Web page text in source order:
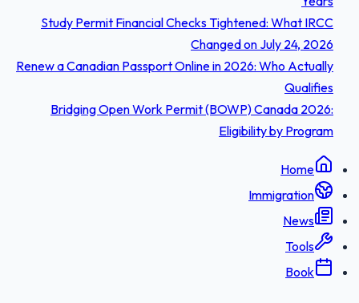
Study Permit Financial Checks Tightened: What IRCC
Changed on July 24, 2026
Renew a Canadian Passport Online in 2026: Who Actually
Qualifies
Bridging Open Work Permit (BOWP) Canada 2026:
Eligibility by Program
Home
Immigration
News
Tools
Book